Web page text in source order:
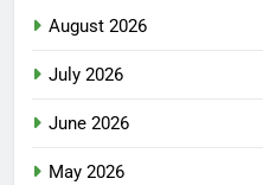
August 2026
July 2026
June 2026
May 2026